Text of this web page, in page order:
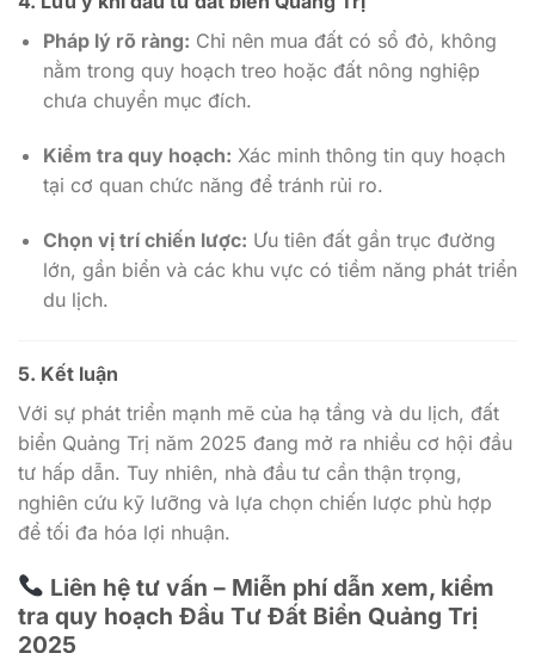
Pháp lý rõ ràng: Chỉ nên mua đất có sổ đỏ, không
nằm trong quy hoạch treo hoặc đất nông nghiệp
chưa chuyển mục đích.
Kiểm tra quy hoạch: Xác minh thông tin quy hoạch
tại cơ quan chức năng để tránh rủi ro.
Chọn vị trí chiến lược: Ưu tiên đất gần trục đường
lớn, gần biển và các khu vực có tiềm năng phát triển
du lịch.
5. Kết luận
Với sự phát triển mạnh mẽ của hạ tầng và du lịch, đất
biển Quảng Trị năm 2025 đang mở ra nhiều cơ hội đầu
tư hấp dẫn. Tuy nhiên, nhà đầu tư cần thận trọng,
nghiên cứu kỹ lưỡng và lựa chọn chiến lược phù hợp
để tối đa hóa lợi nhuận.
Liên hệ tư vấn – Miễn phí dẫn xem, kiểm
tra quy hoạch Đầu Tư Đất Biển Quảng Trị
2025